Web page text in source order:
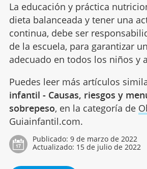
La educación y práctica
dieta balanceada y tener una
continua, debe ser
de la escuela, para garantizar
adecuado en todos los niños y
Puedes leer más artículos
infantil - Causas, riesgos y
sobrepeso, en la categoría de
Guiainfantil.com.
Publicado: 9 de marzo de 2022
Actualizado: 15 de julio de 2022